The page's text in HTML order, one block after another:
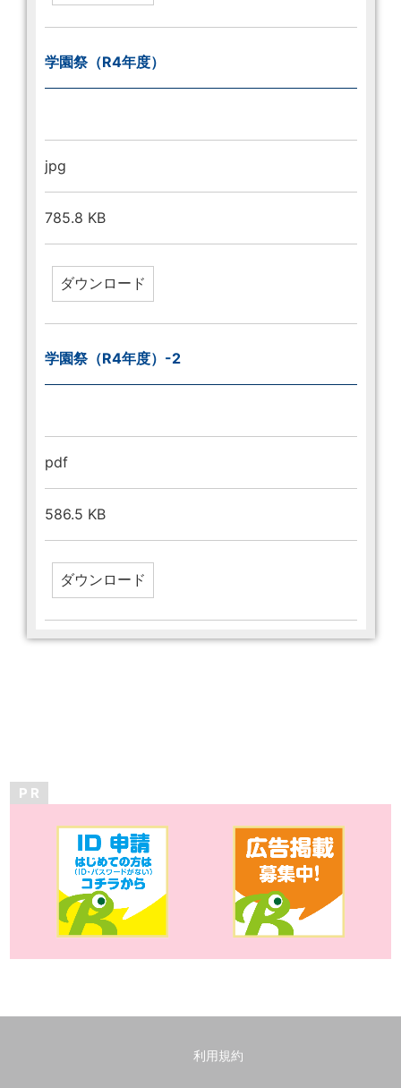
学園祭（R4年度）
jpg
785.8 KB
学園祭（R4年度）-2
pdf
586.5 KB
P R
利用規約